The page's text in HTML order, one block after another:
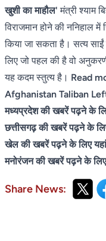
खुशी का माहौल' मंत्री श्याम
विराजमान होने की ननिहाल
किया जा सकता है। सत्य साईं
लिए जो पहल की है वो
यह कदम स्तुत्य है। Read
Afghanistan Taliban
मध्यप्रदेश की खबरें पढ़ने के
छत्तीसगढ़ की खबरें पढ़ने के
खेल की खबरें पढ़ने के लिए
मनोरंजन की खबरें पढ़ने के
Share News: